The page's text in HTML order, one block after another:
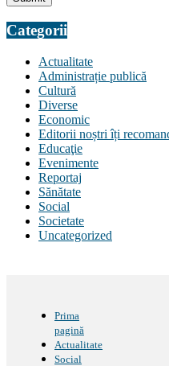
Categorii
Actualitate
Administrație publică
Cultură
Diverse
Economic
Editorii noștri îți
Educaţie
Evenimente
Reportaj
Sănătate
Social
Societate
Uncategorized
Prima
pagină
Actualitate
Social